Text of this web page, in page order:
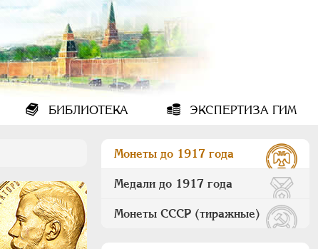
БИБЛИОТЕКА ЭКСПЕРТИЗА ГИМ
Монеты до 1917 года
Медали до 1917 года
Монеты СССР (тиражные)